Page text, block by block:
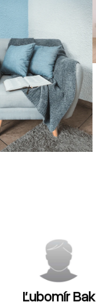
Ľubomír Bak